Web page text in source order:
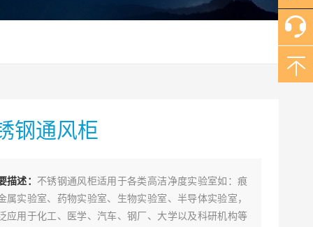
钢通风柜
描述： 不锈钢通风柜适用于各类高洁净度实验室如：痕
属实验室、药物实验室、生物实验室、半导体实验室，
应用于化工、医学、汽车、钢厂、大学以及科研机构等